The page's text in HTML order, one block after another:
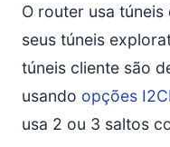
O router usa
seus túneis
túneis cliente são
usando opções
usa 2 ou 3 saltos